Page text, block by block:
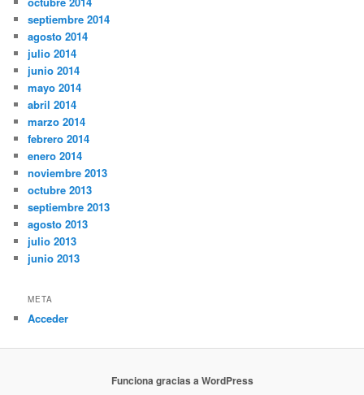
septiembre 2014
agosto 2014
julio 2014
junio 2014
mayo 2014
abril 2014
marzo 2014
febrero 2014
enero 2014
noviembre 2013
octubre 2013
septiembre 2013
agosto 2013
julio 2013
junio 2013
META
Acceder
Funciona gracias a WordPress